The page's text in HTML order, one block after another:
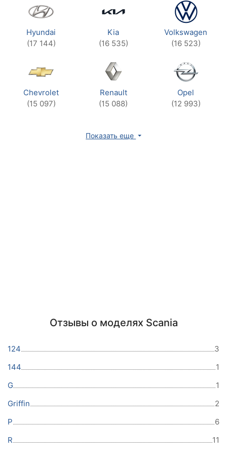
Hyundai
(17 144)
Kia
(16 535)
Volkswagen
(16 523)
Chevrolet
(15 097)
Renault
(15 088)
Opel
(12 993)
Показать еще
Отзывы о моделях Scania
124
3
144
1
G
1
Griffin
2
P
6
R
11